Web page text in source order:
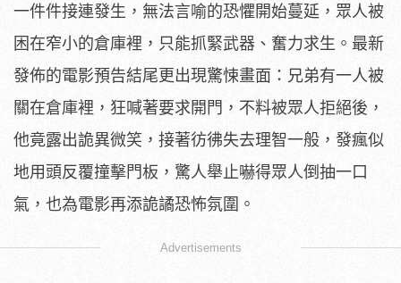
一件件接連發生，無法言喻的恐懼開始蔓延， 眾人被
困在窄小的倉庫裡，只能抓緊武器、奮力求生。 最新
發佈的電影預告結尾更出現驚悚畫面： 兄弟有一人被
關在倉庫裡，狂喊著要求開門，不料被眾人拒絕後，
他竟露出詭異微笑，接著彷彿失去理智一般， 發瘋似
地用頭反覆撞擊門板，驚人舉止嚇得眾人倒抽一口
氣， 也為電影再添詭譎恐怖氛圍。
Advertisements